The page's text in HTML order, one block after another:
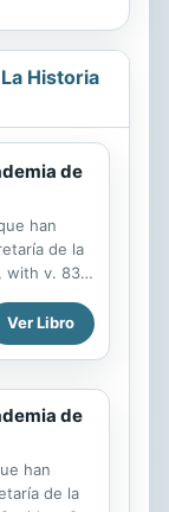
Historia
de
han
de la
with v. 83,
Ver Libro
de
han
de la